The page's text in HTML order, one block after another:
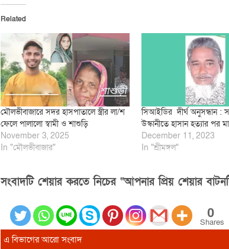
Related
মৌলভীবাজারে সদর হাসপাতালে স্ত্রীর লা/শ
ফেলে পালালো স্বামী ও শাশুড়ি
November 3, 2025
In "মৌলভীবাজার"
সিআইডির দীর্ঘ অনুসন্ধান :
উস্কানীতে হাসান হত্যার পর
December 11, 2023
In "শ্রীমঙ্গল"
সংবাদটি শেয়ার করতে নিচের “আপনার প্রিয় শেয়ার
0
Shares
এ বিভাগের আরো সংবাদ